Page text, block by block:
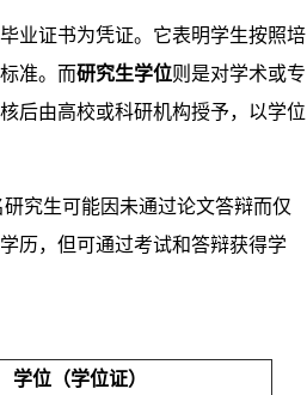
业证书为凭证。它表明学生按照培
准。而研究生学位则是对学术或专
后由高校或科研机构授予，以学位
研究生可能因未通过论文答辩而仅
历，但可通过考试和答辩获得学
学位（学位证）